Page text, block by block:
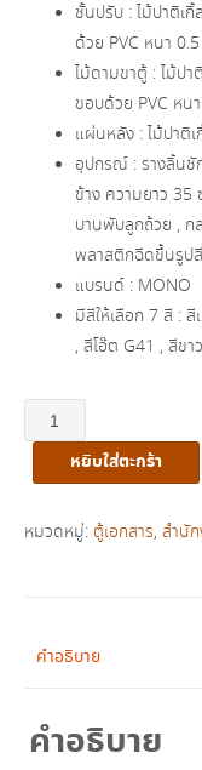
ชั้นปรับ : ไม้ปาติเ
ด้วย PVC หนา
ไม้ดามขาตู้ : ไม้ป
ขอบด้วย PVC หน
แผ่นหลัง : ไม้ปาติ
อุปกรณ์ : รางลิ้นชั
ข้าง ความยาว 35
บานพับลูกถ้วย , ก
พลาสติกฉีดขึ้นรูป
แบรนด์ : MONO
มีสีให้เลือก 7 สี : สี
, สีโอ๊ต G41 , สีข
จำนวน
ตู้
เอกสาร
บนบาน
ชัก
15
หยิบใส่ตะกร้า
หมวดหมู่: ตู้เอกสาร, สำนั
คำอธิบาย
คำอธิบาย